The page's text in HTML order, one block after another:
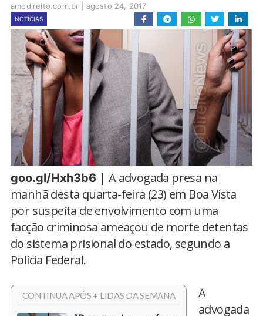
amodireito.com.br agosto 24, 2017
NOTÍCIAS
goo.gl/Hxh3b6 | A advogada presa na
manhã desta quarta-feira (23) em Boa Vista
por suspeita de envolvimento com uma
facção criminosa ameaçou de morte detentas
do sistema prisional do estado, segundo a
Polícia Federal.
CONTINUA APÓS + LIDAS DA SEMANA
A
advogada